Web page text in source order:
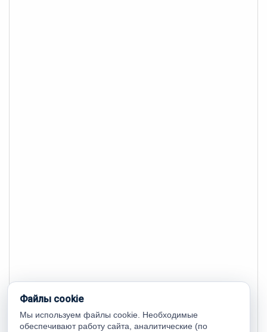
Файлы cookie
Мы используем файлы cookie. Необходимые
обеспечивают работу сайта, аналитические (по